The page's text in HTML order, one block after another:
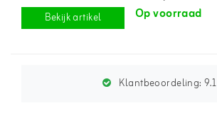
Bekijk artikel Op voorraad
Klantbeoordeling:9.1